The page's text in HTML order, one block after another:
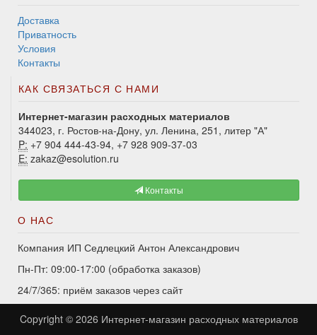
Доставка
Приватность
Условия
Контакты
КАК СВЯЗАТЬСЯ С НАМИ
Интернет-магазин расходных материалов
344023, г. Ростов-на-Дону, ул. Ленина, 251, литер "А"
P: +7 904 444-43-94, +7 928 909-37-03
E: zakaz@esolution.ru
Контакты
О НАС
Компания ИП Седлецкий Антон Александрович
Пн-Пт: 09:00-17:00 (обработка заказов)
24/7/365: приём заказов через сайт
Copyright © 2026 Интернет-магазин расходных материалов